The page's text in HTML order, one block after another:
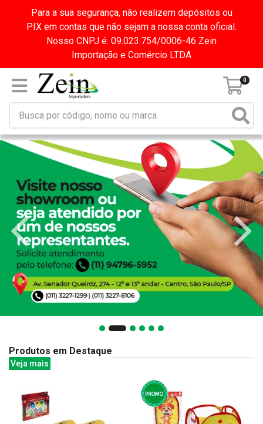
Para a sua segurança, não realizem depósitos ou
PIX em contas que não sejam a nossa conta oficial.
Nosso CNPJ é: 09.023.754/0006-46 Zein
Importação e Comércio LTDA
0
Produtos em Destaque
Veja mais